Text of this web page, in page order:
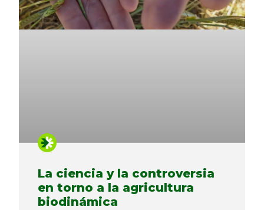
La ciencia y la controversia
en torno a la agricultura
biodinámica